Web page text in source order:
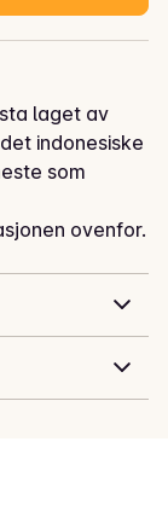
laget av
indonesiske
som
ovenfor.